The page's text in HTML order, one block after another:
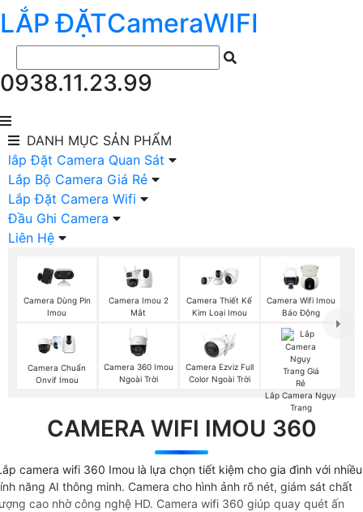
LẮP ĐẶTCameraWIFI
0938.11.23.99
DANH MỤC SẢN PHẨM
lắp Đặt Camera Quan Sát
Lắp Bộ Camera Giá Rẻ
Lắp Đặt Camera Wifi
Đầu Ghi Camera
Liên Hệ
Camera Dùng Pin
Imou
Camera Imou 2
Mắt
Camera Thiết Kế
Kim Loại Imou
Camera Wifi Imou
Báo Động
Camera Chuẩn
Onvif Imou
Camera 360 Imou
Ngoài Trời
Camera Ezviz Full
Color Ngoài Trời
Lắp Camera Ngụy
Trang
CAMERA WIFI IMOU 360
camera wifi 360 Imou là lựa chọn tiết kiệm cho gia đình với nhiều
năng AI thông minh. Camera cho hình ảnh rõ nét, giám sát chất
cao nhờ công nghệ HD. Camera wifi 360 giúp quay quét ấn